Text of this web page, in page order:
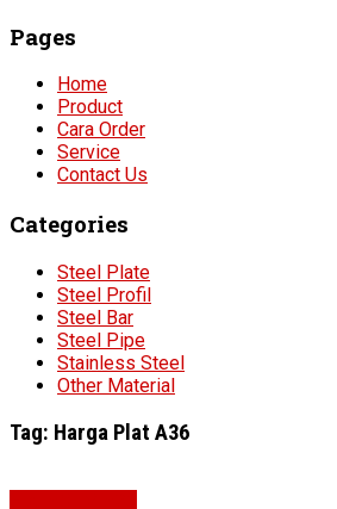
Pages
Home
Product
Cara Order
Service
Contact Us
Categories
Steel Plate
Steel Profil
Steel Bar
Steel Pipe
Stainless Steel
Other Material
Tag: Harga Plat A36